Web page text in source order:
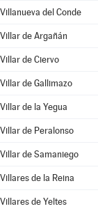
Villanueva del Conde
Villar de Argañán
Villar de Ciervo
Villar de Gallimazo
Villar de la Yegua
Villar de Peralonso
Villar de Samaniego
Villares de la Reina
Villares de Yeltes